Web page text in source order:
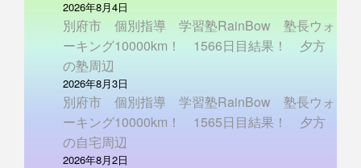
2026年8月4日
別府市 個別指導 学習塾RainBow 塾長ウォ
ーキング10000km！ 1566日目結果！ 夕方
の塾周辺
2026年8月3日
別府市 個別指導 学習塾RainBow 塾長ウォ
ーキング10000km！ 1565日目結果！ 夕方
の自宅周辺
2026年8月2日